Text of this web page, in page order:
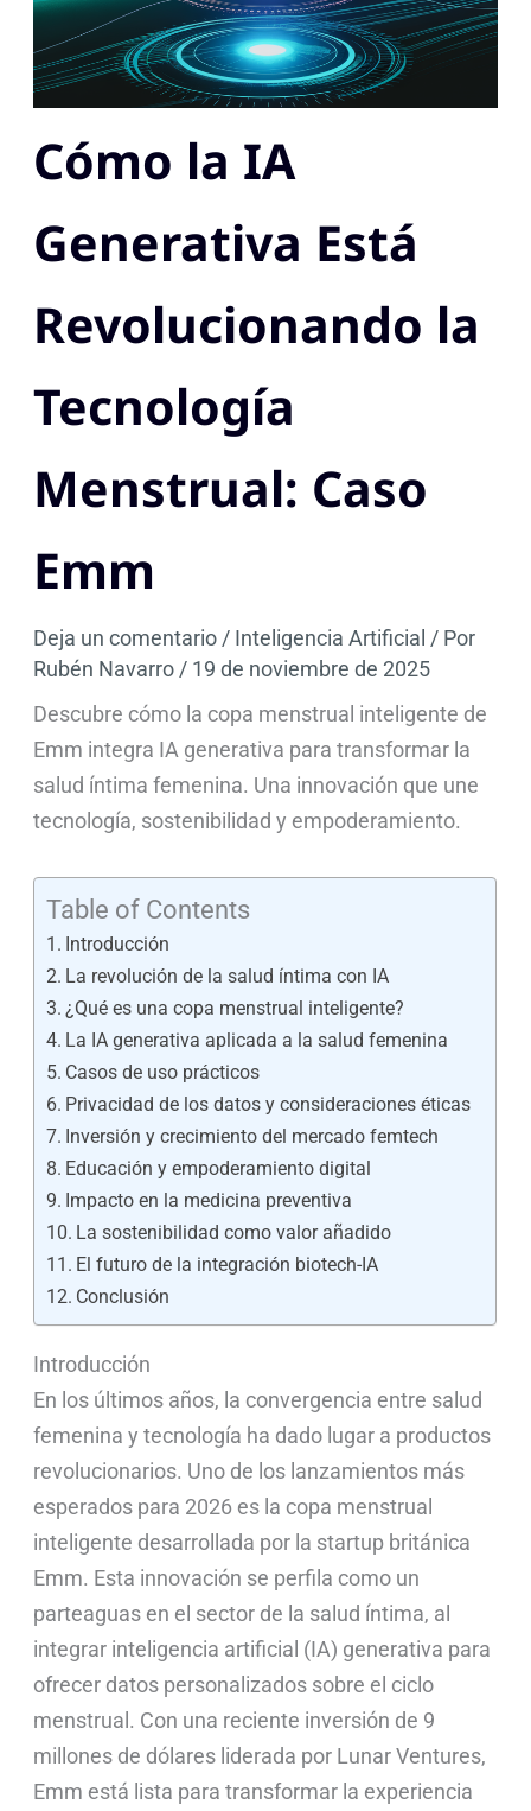
Cómo la IA
Generativa Está
Revolucionando la
Tecnología
Menstrual: Caso
Emm
Deja un comentario/ Inteligencia Artificial / Por
Rubén Navarro/ 19 de noviembre de 2025
Descubre cómo la copa menstrual inteligente de
Emm integra IA generativa para transformar la
salud íntima femenina. Una innovación que une
tecnología, sostenibilidad y empoderamiento.
Table of Contents
Introducción
La revolución de la salud íntima con IA
¿Qué es una copa menstrual inteligente?
La IA generativa aplicada a la salud femenina
Casos de uso prácticos
Privacidad de los datos y consideraciones éticas
Inversión y crecimiento del mercado femtech
Educación y empoderamiento digital
Impacto en la medicina preventiva
La sostenibilidad como valor añadido
El futuro de la integración biotech-IA
Conclusión
Introducción
En los últimos años, la convergencia entre salud
femenina y tecnología ha dado lugar a productos
revolucionarios. Uno de los lanzamientos más
esperados para 2026 es la copa menstrual
inteligente desarrollada por la startup británica
Emm. Esta innovación se perfila como un
parteaguas en el sector de la salud íntima, al
integrar inteligencia artificial (IA) generativa para
ofrecer datos personalizados sobre el ciclo
menstrual. Con una reciente inversión de 9
millones de dólares liderada por Lunar Ventures,
Emm está lista para transformar la experiencia